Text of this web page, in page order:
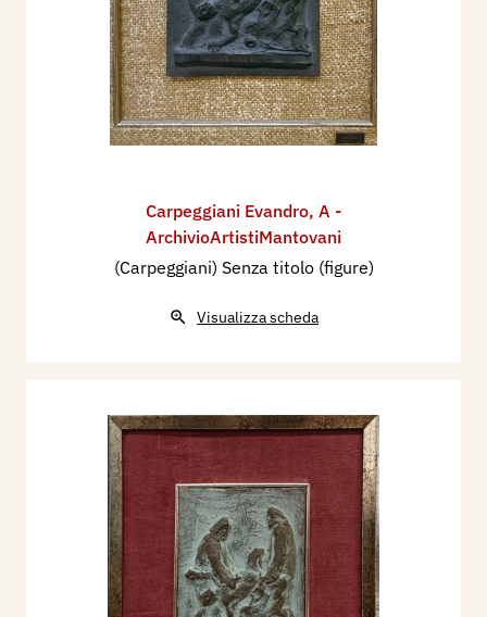
Carpeggiani Evandro, A -
ArchivioArtistiMantovani
(Carpeggiani) Senza titolo (figure)
Visualizza scheda